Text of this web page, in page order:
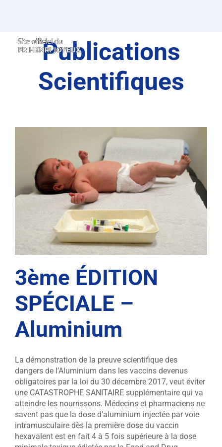
Publications
Scientifiques
3ème ÉDITION
SPÉCIALE –
Aluminium
La démonstration de la preuve scientifique des
dangers de l’Aluminium dans les vaccins devenus
obligatoires par la loi du 30 décembre 2017, veut éviter
une CATASTROPHE SANITAIRE supplémentaire qui va
atteindre les nourrissons. Médecins et pharmaciens ne
savent pas que la dose d’aluminium injectée par voie
intramusculaire dès la première dose du vaccin
hexavalent est en fait 4 à 5 fois supérieure à la dose